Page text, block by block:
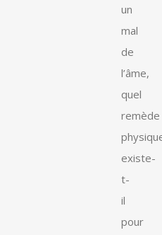
un
mal
de
l’âme,
quel
remède
existe-
t-
il
pour